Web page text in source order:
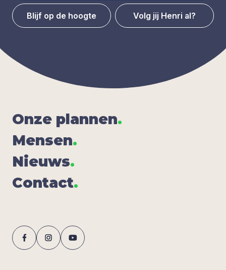
Blijf op de hoogte Volg jij Henri al?
Onze plan­nen.
Men­sen.
Nieuws.
Con­tact.